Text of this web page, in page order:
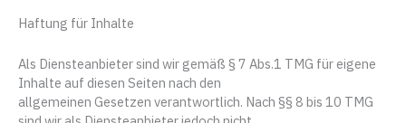
Haftung für Inhalte
Als Diensteanbieter sind wir gemäß § 7 Abs.1 TMG für eigene
Inhalte auf diesen Seiten nach den
allgemeinen Gesetzen verantwortlich. Nach §§ 8 bis 10 TMG